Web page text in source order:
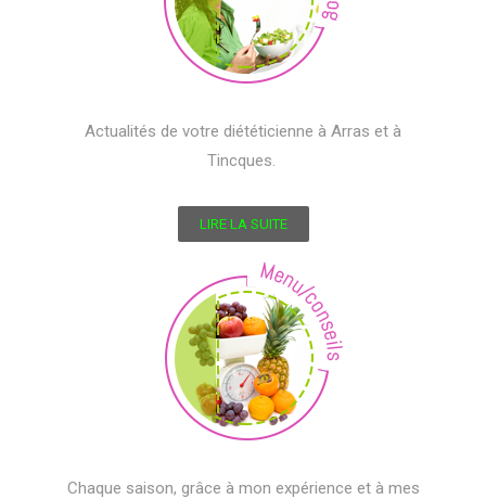
Actualités de votre diététicienne à Arras et à
Tincques.
LIRE LA SUITE
Chaque saison, grâce à mon expérience et à mes